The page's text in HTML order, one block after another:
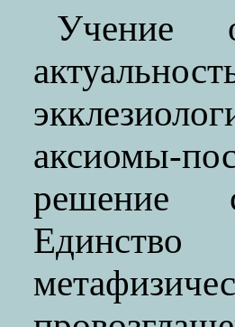
Учение
аксиомы-
решение